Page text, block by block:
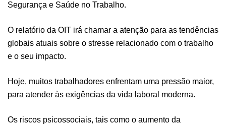
Segurança e Saúde no Trabalho.
O relatório da OIT irá chamar a atenção para as tendências
globais atuais sobre o stresse relacionado com o trabalho
e o seu impacto.
Hoje, muitos trabalhadores enfrentam uma pressão maior,
para atender às exigências da vida laboral moderna.
Os riscos psicossociais, tais como o aumento da